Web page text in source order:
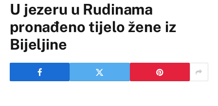
U jezeru u Rudinama
pronađeno tijelo žene iz
Bijeljine